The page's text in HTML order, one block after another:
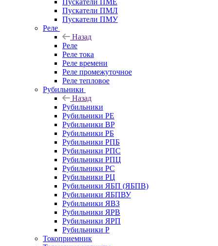
Пускатели ПМЛ
Пускатели ПМУ
Реле
Назад
Реле
Реле тока
Реле времени
Реле промежуточное
Реле тепловое
Рубильники
Назад
Рубильники
Рубильники РЕ
Рубильники ВР
Рубильники РБ
Рубильники РПБ
Рубильники РПС
Рубильники РПЦ
Рубильники РС
Рубильники РЦ
Рубильники ЯБП (ЯБПВ)
Рубильники ЯБПВУ
Рубильники ЯВЗ
Рубильники ЯРВ
Рубильники ЯРП
Рубильники Р
Токоприемник